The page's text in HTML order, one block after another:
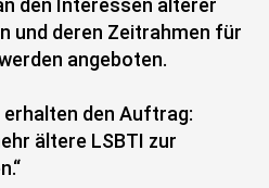
den Interessen älterer
und deren Zeitrahmen für
angeboten.
den Auftrag:
ältere LSBTI zur